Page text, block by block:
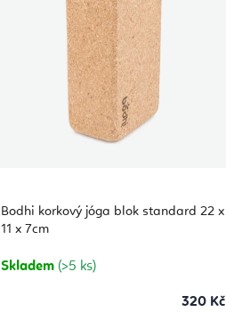
Bodhi korkový jóga blok standard 22 x
11 x 7cm
Skladem (>5 ks)
320 Kč